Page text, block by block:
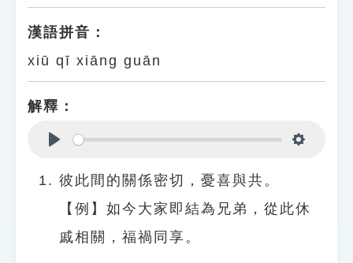
貓頭鷹博士
漢語拼音：
xiū qī xiāng guān
解釋：
彼此間的關係密切，憂喜與共。
【例】如今大家即結為兄弟，從此休
戚相關，福禍同享。